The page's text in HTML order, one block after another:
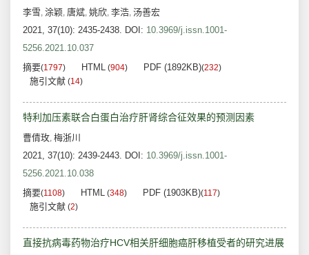
李雪, 涂颖, 唐斌, 姚欣, 李浩, 汤善宏
2021, 37(10): 2435-2438. DOI: 10.3969/j.issn.1001-
5256.2021.10.037
摘要(1797) HTML (904) PDF (1892KB)(232)
施引文献 (14)
特利加压素联合白蛋白治疗肝肾综合征效果的预测因素
曹倩玫, 梅浙川
2021, 37(10): 2439-2443. DOI: 10.3969/j.issn.1001-
5256.2021.10.038
摘要(1108) HTML (348) PDF (1903KB)(117)
施引文献 (2)
直接抗病毒药物治疗HCV相关肝细胞癌肝移植受者的研究进展